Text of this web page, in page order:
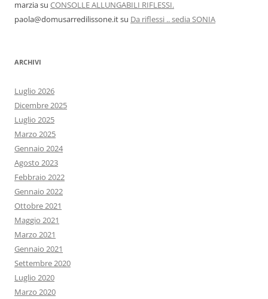
marziasu CONSOLLE ALLUNGABILI RIFLESSI.
paola@domusarredilissone.itsu Da riflessi .. sedia SONIA
ARCHIVI
Luglio 2026
Dicembre 2025
Luglio 2025
Marzo 2025
Gennaio 2024
Agosto 2023
Febbraio 2022
Gennaio 2022
Ottobre 2021
Maggio 2021
Marzo 2021
Gennaio 2021
Settembre 2020
Luglio 2020
Marzo 2020